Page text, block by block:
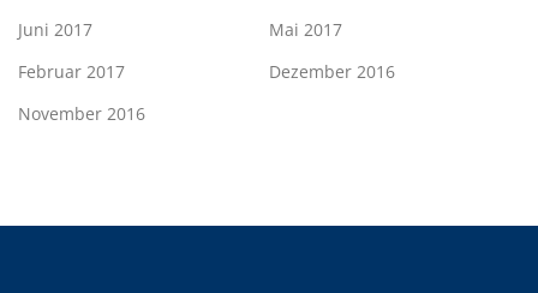
Juni 2017
Mai 2017
Februar 2017
Dezember 2016
November 2016